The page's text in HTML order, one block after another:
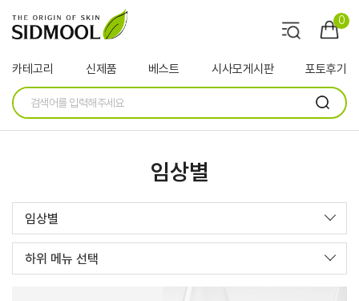
0
카테고리 신제품 베스트 시사모게시판 포토후기
임상별
임상별
하위 메뉴 선택